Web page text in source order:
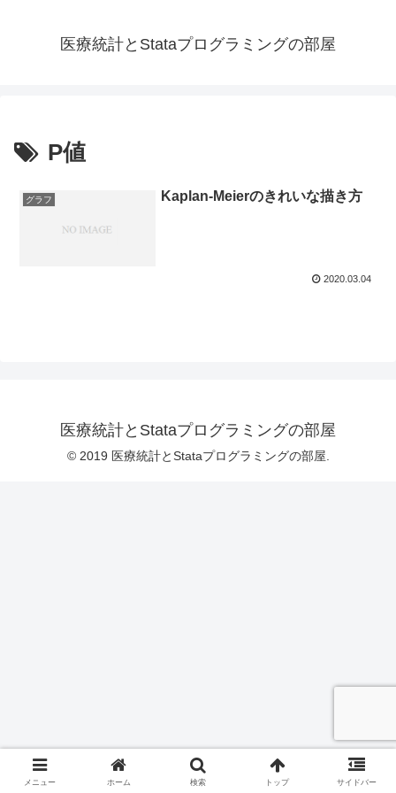
医療統計とStataプログラミングの部屋
P値
グラフ Kaplan-Meierのきれいな描き方
2020.03.04
医療統計とStataプログラミングの部屋
© 2019 医療統計とStataプログラミングの部屋.
メニュー ホーム 検索 トップ サイドバー